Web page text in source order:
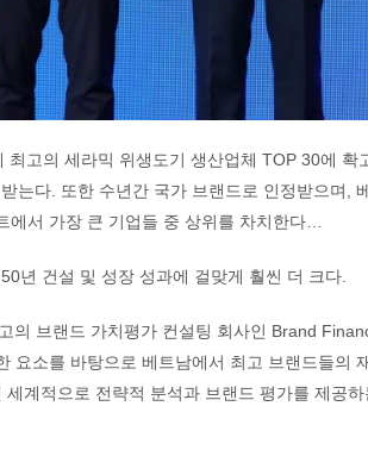
고의 세라믹 위생도기 생산업체 TOP 30에 확
는다. 또한 수년간 국가 브랜드로 인정받으며,
서 가장 큰 기업들 중 상위를 차치한다…
년 건설 및 성장 성과에 걸맞게 훨씬 더 크다.
의 브랜드 가치평가 컨설팅 회사인 Brand
요소를 바탕으로 베트남에서 최고 브랜드들의
계적으로 전략적 분석과 브랜드 평가를 제공하